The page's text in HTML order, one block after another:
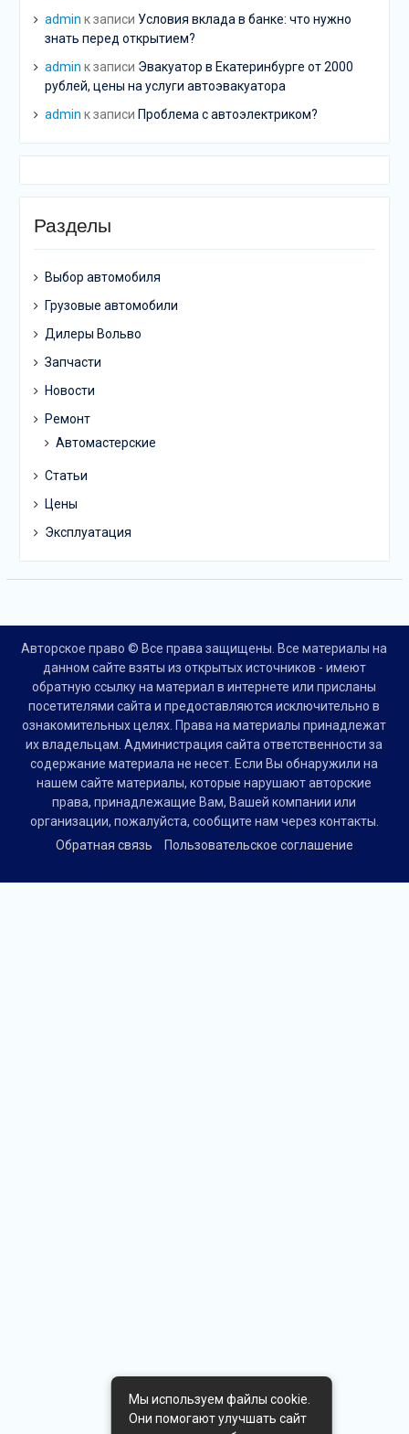
admin к записи Условия вклада в банке: что нужно
знать перед открытием?
admin к записи Эвакуатор в Екатеринбурге от 2000
рублей, цены на услуги автоэвакуатора
admin к записи Проблема с автоэлектриком?
Разделы
Выбор автомобиля
Грузовые автомобили
Дилеры Вольво
Запчасти
Новости
Ремонт
Автомастерские
Статьи
Цены
Эксплуатация
Авторское право © Все права защищены. Все материалы на
данном сайте взяты из открытых источников - имеют
обратную ссылку на материал в интернете или присланы
посетителями сайта и предоставляются исключительно в
ознакомительных целях. Права на материалы принадлежат
их владельцам. Администрация сайта ответственности за
содержание материала не несет. Если Вы обнаружили на
нашем сайте материалы, которые нарушают авторские
права, принадлежащие Вам, Вашей компании или
организации, пожалуйста, сообщите нам через контакты.
Обратная связь
Пользовательское соглашение
Мы используем файлы cookie.
Они помогают улучшать сайт